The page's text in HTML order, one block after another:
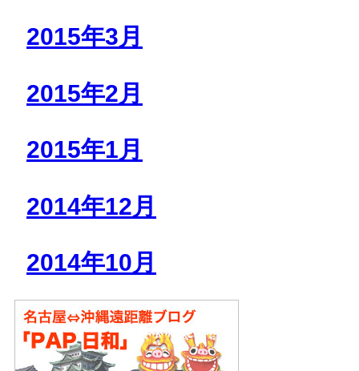
2015年3月
2015年2月
2015年1月
2014年12月
2014年10月